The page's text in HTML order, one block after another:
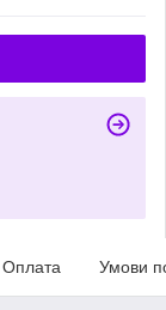
Оплата Умови